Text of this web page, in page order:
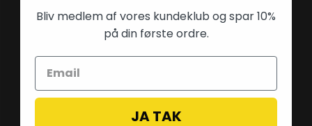
Betalingsmetoder
Bliv medlem af vores kundeklub og spar 10%
på din første ordre.
JA TAK